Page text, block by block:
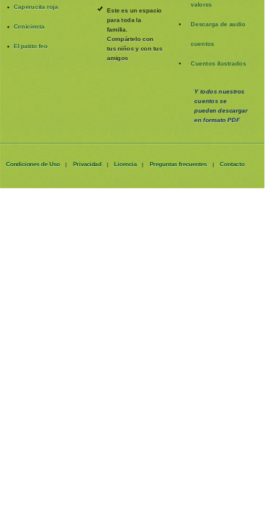
Caperucita roja
Cenicienta
El patito feo
Este es un espacio
para toda la
familia
Compártelo con
tus niños y con tus
amigos
valores
Descarga de audio
cuentos
Cuentos ilustrados
Y todos nuestros
cuentos se
puedendescargar
en formato PDF
Condiciones de Uso | Privacidad | Licencia | Preguntas frecuentes | Contacto